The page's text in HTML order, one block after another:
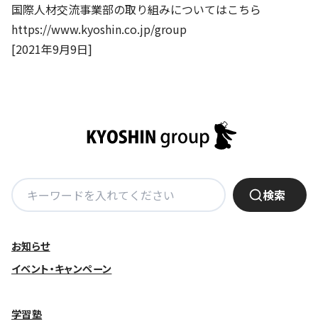
DXビジョン・DX戦略
Kyoshin Digital Academy
安全と安心への取り組み
活動報告
メッセージアーカイブス
国際人材交流事業部の取り組みについてはこちら
https://www.kyoshin.co.jp/group
[2021年9月9日]
検
索:
検索
お知らせ
イベント・キャンペーン
学習塾